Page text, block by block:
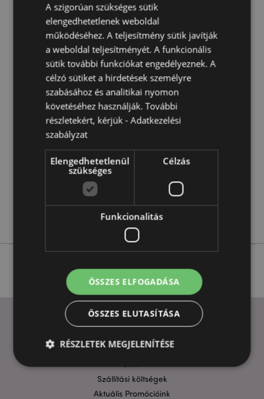
Anyaga:95% Poliészter és 5% Spandex
A Gift of the Year nyertese:A Hot Novelty 2020
kategóriában
Termékjellemzők
További
Információ
Magasság 17cm Szélesség 15cm Vastagság 11cm
Kinyitva 16x29x7cm
5055071779237
0.177000
Nem
Relaxeazzz
HASZNOS LINKEK
Szállítási költségek
Aktuális Promócióink
A szigorúan szükséges sütik
elengedhetetlenek weboldal
működéséhez. A teljesítmény sütik javítják
a weboldal teljesítményét. A funkcionális
sütik további funkciókat engedélyeznek. A
célzó sütiket a hirdetések személyre
szabásához és analitikai nyomon
követéséhez használják. További
részletekért, kérjük -Adatkezelési
szabályzat
Elengedhetetlenül
szükséges
Célzás
Funkcionalitás
ÖSSZES ELFOGADÁSA
ÖSSZES ELUTASÍTÁSA
RÉSZLETEK MEGJELENÍTÉSE
Elengedhetetlenül szükséges